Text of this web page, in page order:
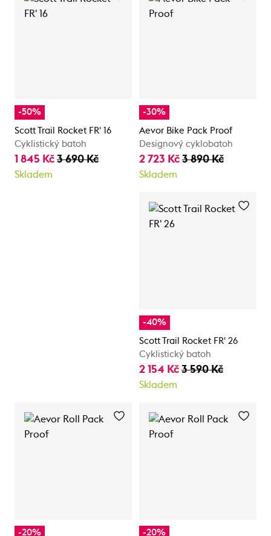
-50%
Scott Trail Rocket FR' 16
Cyklistický batoh
1 845 Kč 3 690 Kč
Skladem
-30%
Aevor Bike Pack Proof
Designový cyklobatoh
2 723 Kč 3 890 Kč
Skladem
-40%
Scott Trail Rocket FR' 26
Cyklistický batoh
2 154 Kč 3 590 Kč
Skladem
-20% -20%